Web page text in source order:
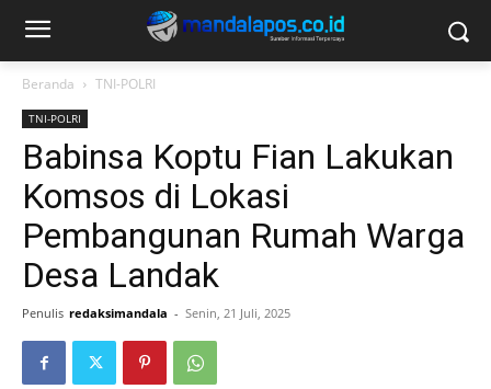
Beranda TNI-POLRI
TNI-POLRI
Babinsa Koptu Fian Lakukan
Komsos di Lokasi
Pembangunan Rumah Warga
Desa Landak
Penulis redaksimandala - Senin, 21 Juli, 2025